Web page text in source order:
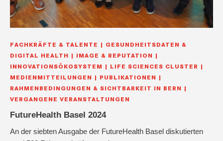
FACHKRÄFTE & TALENTE
GESUNDHEITSDATEN &
DIGITAL HEALTH
IMAGE & REPUTATION
INNOVATIONSÖKOSYSTEM
LIFE SCIENCES CLUSTER
MEDIENMITTEILUNGEN
PUBLIKATIONEN
RAHMENBEDINGUNGEN & SICHTBARKEIT IN BERN
VERGANGENE VERANSTALTUNGEN
FutureHealth Basel 2024
An der siebten Ausgabe der FutureHealth Basel diskutierten